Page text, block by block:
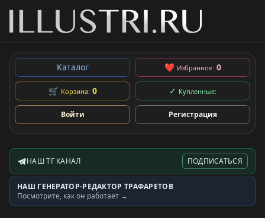
Каталог ❤ Избранное: 0
🛒 Корзина: 0 ✓ Купленные:
Войти Регистрация
Telegram-канал
НАШ ТГ КАНАЛ ПОДПИСАТЬСЯ
Генератор трафаретов
НАШ ГЕНЕРАТОР-РЕДАКТОР ТРАФАРЕТОВ
Посмотрите, как он работает →